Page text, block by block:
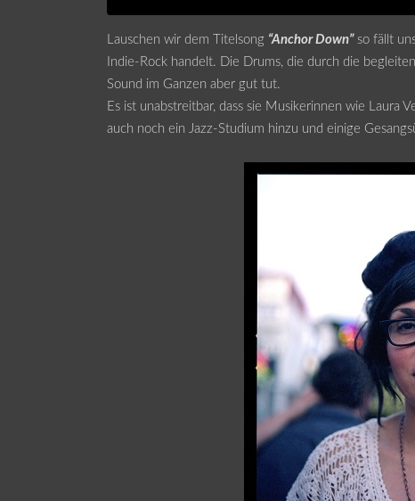
Lauschen wir dem Titelsong “Anchor Down”so fällt
Indie-Rock handelt. Die Drums, die durch die
Sound im Ganzen aber gut tut.
Es ist unabstreitbar, dass sie Musikerinnen wie Laura
auch noch ein Jazz-Studium hinzu und einige